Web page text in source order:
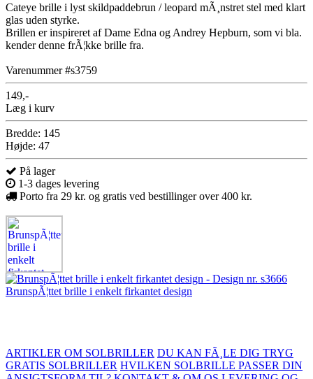
Cateye brille i lyst skildpaddebrun / leopard mÃ¸nstret stel med klart
glas uden styrke.
Brillen er inspireret af Dame Edna og Andrey Hepburn, som vi bla.
kender denne frÃ¦kke brille fra.
Varenummer #s3759
149,-
Læg i kurv
Bredde: 145
Højde: 47
På lager
1-3 dages levering
Porto fra 29 kr. og gratis ved bestillinger over 400 kr.
BrunspÃ¦ttet brille i enkelt firkantet design
ARTIKLER OM SOLBRILLER DU KAN FÃ¸LE DIG TRYG
GRATIS SOLBRILLER HVILKEN SOLBRILLE PASSER DIN